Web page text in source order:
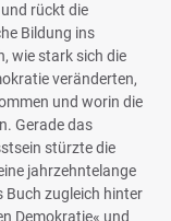
rückt die
Bildung ins
wie stark sich die
veränderten,
und worin die
Gerade das
stürzte die
jahrzehntelange
Buch zugleich hinter
Demokratie« und